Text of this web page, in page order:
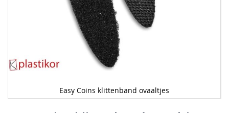
Easy Coins klittenband ovaaltjes